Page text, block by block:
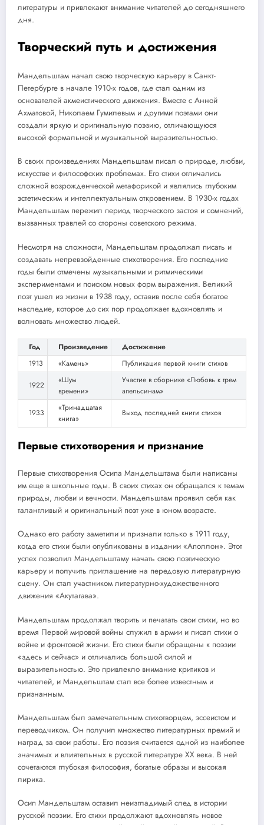
литературы и привлекают внимание читателей до сегодняшнего
дня.
Творческий путь и достижения
Мандельштам начал свою творческую карьеру в Санкт-
Петербурге в начале 1910-х годов, где стал одним из
основателей акмеистического движения. Вместе с Анной
Ахматовой, Николаем Гумилевым и другими поэтами они
создали яркую и оригинальную поэзию, отличающуюся
высокой формальной и музыкальной выразительностью.
В своих произведениях Мандельштам писал о природе, любви,
искусстве и философских проблемах. Его стихи отличались
сложной возрожденческой метафорикой и являлись глубоким
эстетическим и интеллектуальным откровением. В 1930-х годах
Мандельштам пережил период творческого застоя и сомнений,
вызванных травлей со стороны советского режима.
Несмотря на сложности, Мандельштам продолжал писать и
создавать непревзойденные стихотворения. Его последние
годы были отмечены музыкальными и ритмическими
экспериментами и поиском новых форм выражения. Великий
поэт ушел из жизни в 1938 году, оставив после себя богатое
наследие, которое до сих пор продолжает вдохновлять и
волновать множество людей.
Год Произведение
Достижение
1913
«Камень» Публикация первой книги стихов
1922
«Шум
времени»
Участие в сборнике «Любовь к трем
апельсинам»
1933
«Тринадцатая
книга»
Выход последней книги стихов
Первые стихотворения и признание
Первые стихотворения Осипа Мандельштама были написаны
им еще в школьные годы. В своих стихах он обращался к темам
природы, любви и вечности. Мандельштам проявил себя как
талантливый и оригинальный поэт уже в юном возрасте.
Однако его работу заметили и признали только в 1911 году,
когда его стихи были опубликованы в издании «Аполлон». Этот
успех позволил Мандельштаму начать свою поэтическую
карьеру и получить приглашение на передовую литературную
сцену. Он стал участником литературно-художественного
движения «Акутагава».
Мандельштам продолжал творить и печатать свои стихи, но во
время Первой мировой войны служил в армии и писал стихи о
войне и фронтовой жизни. Его стихи были обращены к поэзии
«здесь и сейчас» и отличались большой силой и
выразительностью. Это привлекло внимание критиков и
читателей, и Мандельштам стал все более известным и
признанным.
Мандельштам был замечательным стихотворцем, эссеистом и
переводчиком. Он получил множество литературных премий и
наград за свои работы. Его поэзия считается одной из наиболее
значимых и влиятельных в русской литературе XX века. В ней
сочетаются глубокая философия, богатые образы и высокая
лирика.
Осип Мандельштам оставил неизгладимый след в истории
русской поэзии. Его стихи продолжают вдохновлять новое